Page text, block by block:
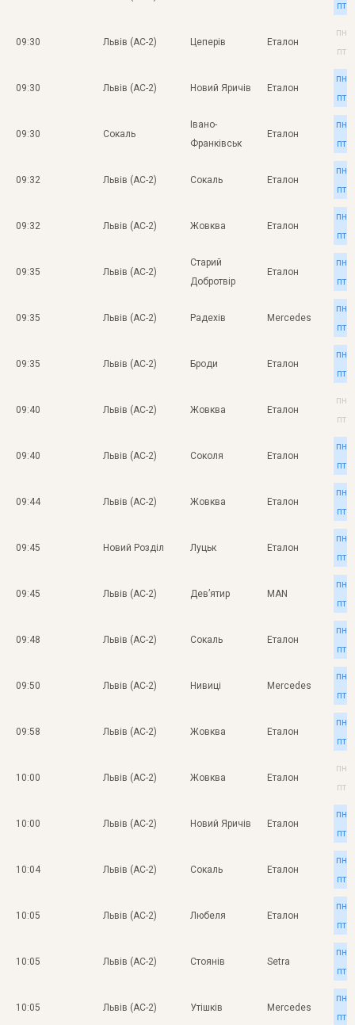
пт
09:30 Львів (АС-2) Цеперів Еталон
пн
пт
09:30 Львів (АС-2) Новий Яричів Еталон
пн
пт
09:30 Сокаль
Івано-
Франківськ
Еталон
пн
пт
09:32 Львів (АС-2) Сокаль Еталон
пн
пт
09:32 Львів (АС-2) Жовква Еталон
пн
пт
09:35 Львів (АС-2)
Старий
Добротвір
Еталон
пн
пт
09:35 Львів (АС-2) Радехів Mercedes
пн
пт
09:35 Львів (АС-2) Броди Еталон
пн
пт
09:40 Львів (АС-2) Жовква Еталон
пн
пт
09:40 Львів (АС-2) Соколя Еталон
пн
пт
09:44 Львів (АС-2) Жовква Еталон
пн
пт
09:45 Новий Розділ Луцьк Еталон
пн
пт
09:45 Львів (АС-2) Дев’ятир MAN
пн
пт
09:48 Львів (АС-2) Сокаль Еталон
пн
пт
09:50 Львів (АС-2) Нивиці Mercedes
пн
пт
09:58 Львів (АС-2) Жовква Еталон
пн
пт
10:00 Львів (АС-2) Жовква Еталон
пн
пт
10:00 Львів (АС-2) Новий Яричів Еталон
пн
пт
10:04 Львів (АС-2) Сокаль Еталон
пн
пт
10:05 Львів (АС-2) Любеля Еталон
пн
пт
10:05 Львів (АС-2) Стоянів Setra
пн
пт
10:05 Львів (АС-2) Утішків Mercedes
пн
пт